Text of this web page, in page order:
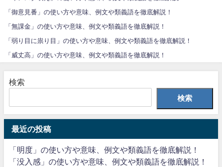
「御意見番」の使い方や意味、例文や類義語を徹底解説！
「無課金」の使い方や意味、例文や類義語を徹底解説！
「弱り目に祟り目」の使い方や意味、例文や類義語を徹底解説！
「威丈高」の使い方や意味、例文や類義語を徹底解説！
検索
検索
最近の投稿
「明度」の使い方や意味、例文や類義語を徹底解説！
「没入感」の使い方や意味、例文や類義語を徹底解説！